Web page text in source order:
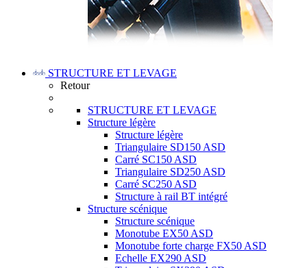
STRUCTURE ET LEVAGE
Retour
STRUCTURE ET LEVAGE
Structure légère
Structure légère
Triangulaire SD150 ASD
Carré SC150 ASD
Triangulaire SD250 ASD
Carré SC250 ASD
Structure à rail BT intégré
Structure scénique
Structure scénique
Monotube EX50 ASD
Monotube forte charge FX50 ASD
Echelle EX290 ASD